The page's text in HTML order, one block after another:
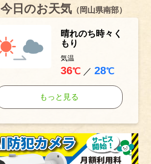
今日のお天気 （岡山県南部）
晴れのち時々く
もり
気温
36℃ ／28℃
もっと見る